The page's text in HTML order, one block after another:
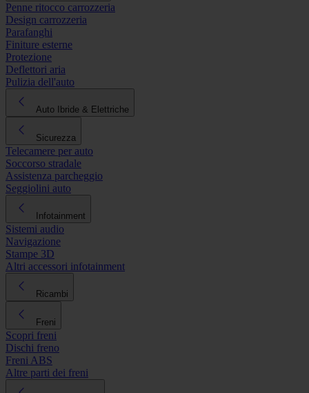
Penne ritocco carrozzeria
Design carrozzeria
Parafanghi
Finiture esterne
Protezione
Deflettori aria
Pulizia dell'auto
Auto Ibride & Elettriche
Sicurezza
Telecamere per auto
Soccorso stradale
Assistenza parcheggio
Seggiolini auto
Infotainment
Sistemi audio
Navigazione
Stampe 3D
Altri accessori infotainment
Ricambi
Freni
Scopri freni
Dischi freno
Freni ABS
Altre parti dei freni